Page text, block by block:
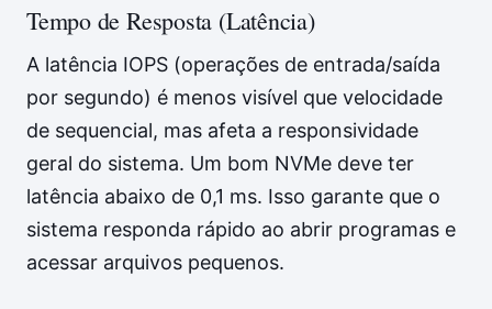
Tempo de Resposta (Latência)
A latência IOPS (operações de entrada/saída
por segundo) é menos visível que velocidade
de sequencial, mas afeta a responsividade
geral do sistema. Um bom NVMe deve ter
latência abaixo de 0,1 ms. Isso garante que o
sistema responda rápido ao abrir programas e
acessar arquivos pequenos.